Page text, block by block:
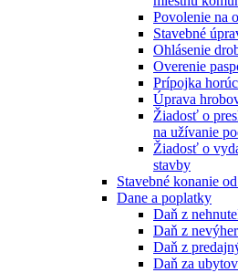
Povolenie na
Stavebné
Ohlásenie
Overenie
Prípojka
Úprava
Žiadosť o
na užívanie
Žiadosť o
stavby
Stavebné konanie
Dane a poplatky
Daň z
Daň z
Daň z
Daň za